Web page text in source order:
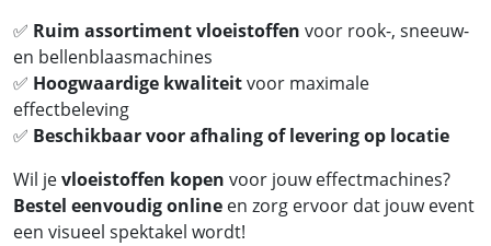
✅ Ruim assortiment vloeistoffen voor rook-, sneeuw-
en bellenblaasmachines
✅ Hoogwaardige kwaliteitvoor maximale
effectbeleving
✅ Beschikbaar voor afhaling of levering op locatie
Wil jevloeistoffen kopen voor jouw effectmachines?
Bestel eenvoudig online en zorg ervoor dat jouw event
een visueel spektakel wordt!